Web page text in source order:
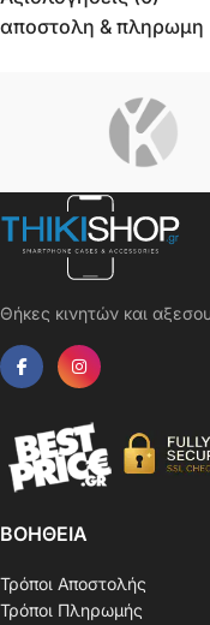
αποστολη & πληρωμη
Θήκες κινητών και
ΒΟΗΘΕΙΑ
Τρόποι Αποστολής
Τρόποι Πληρωμής